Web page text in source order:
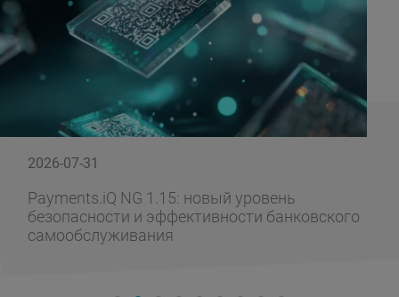
2026-07-31
Payments.iQ NG 1.15: новый уровень
безопасности и эффективности банковского
самообслуживания